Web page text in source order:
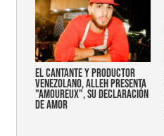
EL CANTANTE Y PRODUCTOR
VENEZOLANO, ALLEH PRESENTA
"AMOUREUX", SU DECLARACIÓN
DE AMOR